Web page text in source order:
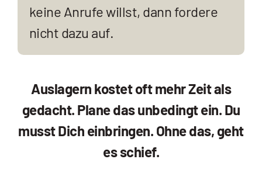
keine Anrufe willst, dann fordere
nicht dazu auf.
Auslagern kostet oft mehr Zeit als
gedacht. Plane das unbedingt ein. Du
musst Dich einbringen. Ohne das, geht
es schief.